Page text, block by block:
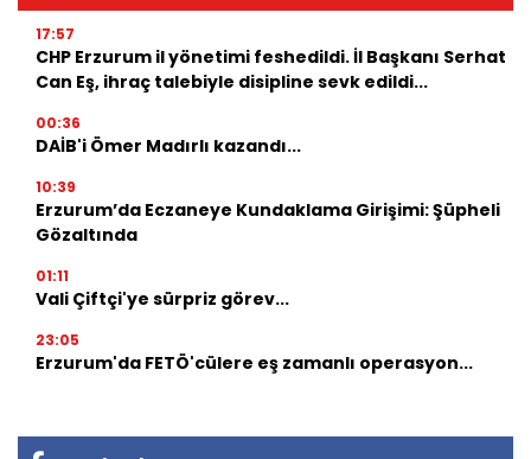
17:57
CHP Erzurum il yönetimi feshedildi. İl Başkanı Serhat
Can Eş, ihraç talebiyle disipline sevk edildi...
00:36
DAİB'i Ömer Madırlı kazandı...
10:39
Erzurum’da Eczaneye Kundaklama Girişimi: Şüpheli
Gözaltında
01:11
Vali Çiftçi'ye sürpriz görev...
23:05
Erzurum'da FETÖ'cülere eş zamanlı operasyon...